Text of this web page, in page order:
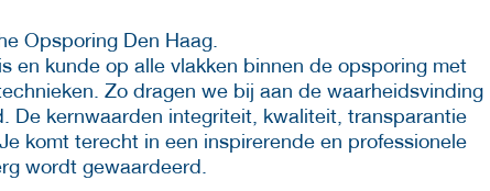
Opsporing Den Haag.
en kunde op alle vlakken binnen de opsporing met
Zo dragen we bij aan de waarheidsvinding
De kernwaarden integriteit, kwaliteit, transparantie
komt terecht in een inspirerende en professionele
wordt gewaardeerd.